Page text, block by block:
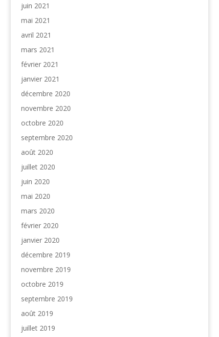
juin 2021
mai 2021
avril 2021
mars 2021
février 2021
janvier 2021
décembre 2020
novembre 2020
octobre 2020
septembre 2020
août 2020
juillet 2020
juin 2020
mai 2020
mars 2020
février 2020
janvier 2020
décembre 2019
novembre 2019
octobre 2019
septembre 2019
août 2019
juillet 2019